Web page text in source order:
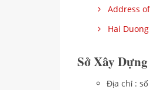
Address
Hai
Sở Xây
Địa chỉ :